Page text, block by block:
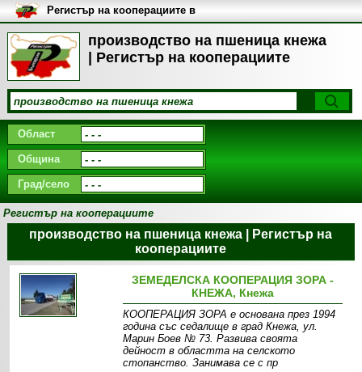
производство на пшеница кнежа
| Регистър на кооперациите
Регистър на кооперациите в
България
Област
Община
Град/село
Регистър на кооперациите
производство на пшеница кнежа | Регистър на
кооперациите
ЗЕМЕДЕЛСКА КООПЕРАЦИЯ ЗОРА -
КНЕЖА, Кнежа
КООПЕРАЦИЯ ЗОРА е основана през 1994
година със седалище в град Кнежа, ул.
Марин Боев № 73. Развива своята
дейност в областта на селското
стопанство. Занимава се с пр